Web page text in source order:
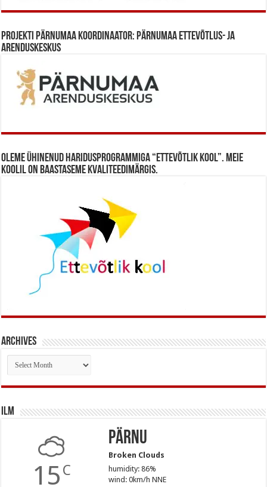
Projekti Pärnumaa koordinaator: Pärnumaa Ettevõtlus- ja
Arenduskeskus
Oleme ühinenud haridusprogrammiga “Ettevõtlik Kool”. Meie
koolil on baastaseme kvaliteedimärgis.
Archives
Archives
Ilm
15 C
Pärnu
Broken Clouds
humidity: 86%
wind: 0km/h NNE